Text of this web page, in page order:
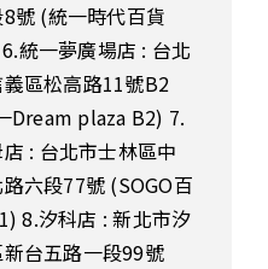
號 (統一時代百貨
統一夢廣場店 : 台北
區松高路11號B2
Dream plaza B2) 7.
: 台北市士林區中
六段77號 (SOGO百
8.汐科店 : 新北市汐
台五路一段99號